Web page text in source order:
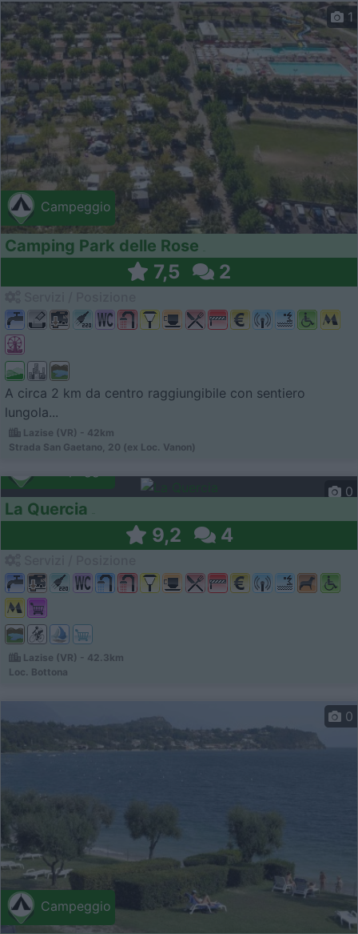
Campeggio
1
Camping Park delle Rose
7,5 2
A circa 2 km da centro raggiungibile con sentiero
lungola...
Lazise (VR) - 42km
Strada San Gaetano, 20 (ex Loc. Vanon)
0
La Quercia
9,2 4
Lazise (VR) - 42.3km
Loc. Bottona
Campeggio
0